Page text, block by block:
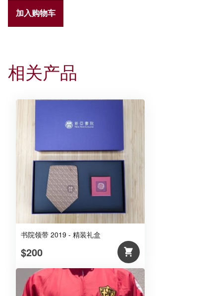
围
巾
加入购物车
相关产品
书院领带 2019 - 精装礼盒
$200